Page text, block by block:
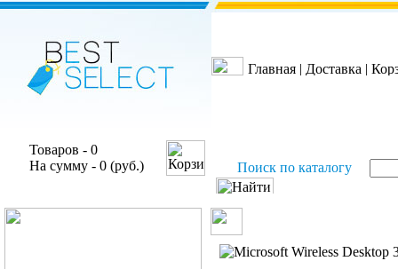
Главная | Доставка |
Товаров - 0
На сумму - 0 (руб.)
Поиск по каталогу